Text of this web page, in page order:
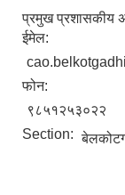
प्रमुख प्रशासकीय
ईमेल:
फोन:
९८५१२५३०२२
Section: